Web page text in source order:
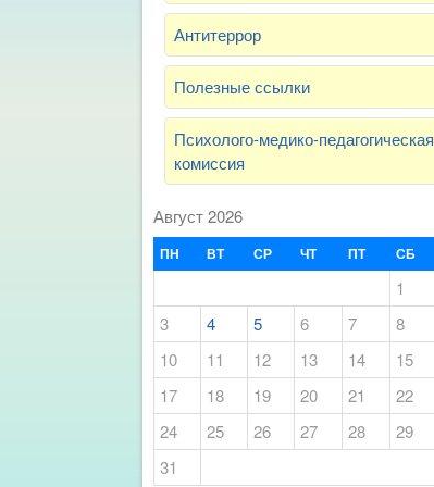
Антитеррор
Полезные ссылки
Психолого-медико-педагогическая
комиссия
Август 2026
ПН ВТ СР ЧТ ПТ СБ
1
3
4 5 6 7 8
10
11 12 13 14 15
17
18 19 20 21 22
24
25 26 27 28 29
31